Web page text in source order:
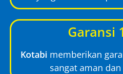
Garansi
Kotabi memberikan
sangat aman